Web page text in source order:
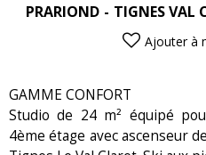
PRARIOND TIGNES VAL
Ajouter à
GAMME CONFORT
Studio de 24 m² équipé
4ème étage avec ascenseur